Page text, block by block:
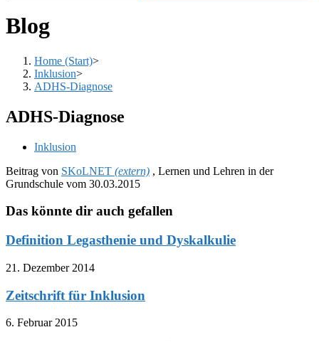
Blog
Home (Start)>
Inklusion>
ADHS-Diagnose
ADHS-Diagnose
Beitrags-
Inklusion
Beitrag von SKoLNET (extern) , Lernen und Lehren in der
Grundschule vom 30.03.2015
Das könnte dir auch gefallen
Definition Legasthenie und Dyskalkulie
21. Dezember 2014
Zeitschrift für Inklusion
6. Februar 2015